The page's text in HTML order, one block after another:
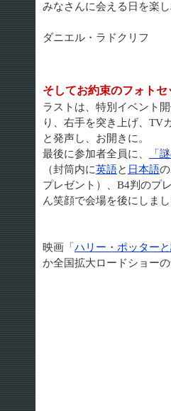
みなさんに会える日を楽
ダニエル・ラドクリフ
そしてお約束のフォトセ
ラストは、特別イベント開
り、右手を突き上げ、TV
と発声し、お開きに。
最後に参加者全員に、
「
（封筒内に英語と 日本語
プレゼント）、B4判のプ
ん笑顔で会場を後にしまし
映画「 ハリー・ポッター
か全国拡大ロードショーの